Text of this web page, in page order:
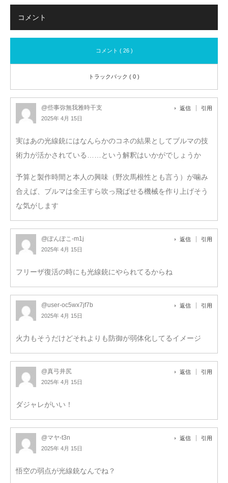
コメント
コメント ( 26 )
トラックバック ( 0 )
@些事弥無我雅時干支
2025年 4月 15日
返信 引用
実はあの光線銃にはなんらかのコネの結果としてブルマの技
術力が活かされている……という解釈はいかがでしょうか
予算と製作時間と本人の興味（野次馬根性とも言う）が噛み
合えば、ブルマは全王すら吹っ飛ばせる機械を作り上げそう
な気がします
@ぽんぽこ-m1j
2025年 4月 15日
返信 引用
フリーザ復活の時にも光線銃にやられてるからね
@user-oc5wx7jf7b
2025年 4月 15日
返信 引用
火力もそうだけどそれよりも防御が弱体化してるイメージ
@真弓井尻
2025年 4月 15日
返信 引用
ダジャレがいい！
@マヤ-t3n
2025年 4月 15日
返信 引用
悟空の弱点が光線銃なんでね？